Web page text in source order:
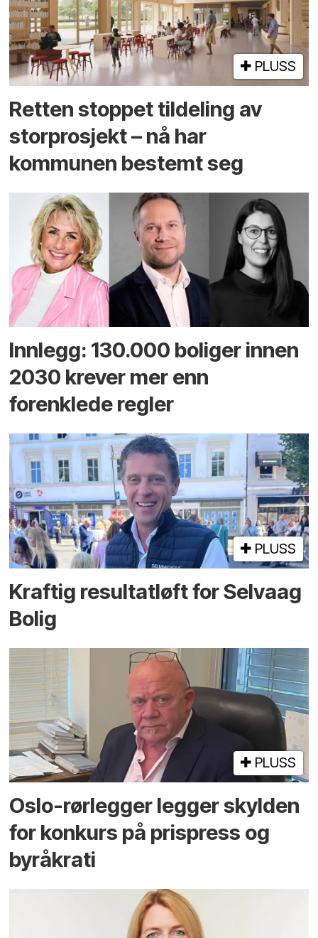
PLUSS
Retten stoppet tildeling av
storprosjekt – nå har
kommunen bestemt seg
Innlegg: 130.000 boliger innen
2030 krever mer enn
forenklede regler
PLUSS
Kraftig resultatløft for Selvaag
Bolig
PLUSS
Oslo-rørlegger legger skylden
for konkurs på prispress og
byråkrati